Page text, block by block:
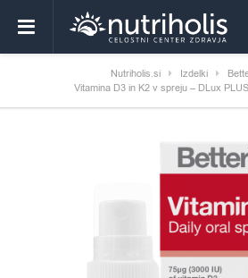
Nutriholis.si Izdelki
Vitamina D3 in K2 v spreju – DLux